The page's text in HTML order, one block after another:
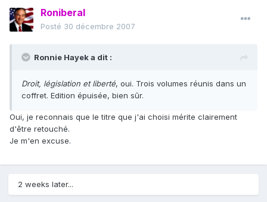
Roniberal
Posté 30 décembre 2007
Ronnie Hayek a dit :
Droit, législation et liberté, oui. Trois volumes réunis dans un
coffret. Edition épuisée, bien sûr.
Oui, je reconnais que le titre que j'ai choisi mérite clairement
d'être retouché.
Je m'en excuse.
2 weeks later...